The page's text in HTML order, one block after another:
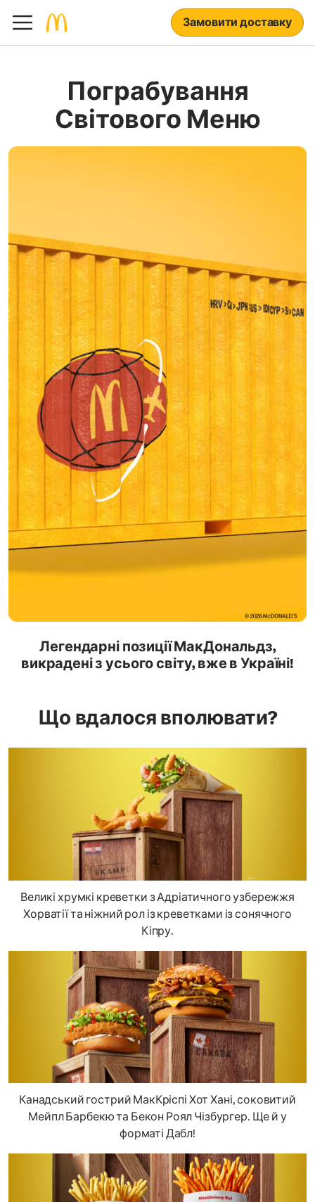
Замовити доставку
Пограбування
Світового Меню
Легендарні позиції МакДональдз,
викрадені з усього світу, вже в Україні!
Що вдалося вполювати?
Великі хрумкі креветки з Адріатичного узбережжя
Хорватії та ніжний рол із креветками із сонячного
Кіпру.
Канадський гострий МакКріспі Хот Хані, соковитий
Мейпл Барбекю та Бекон Роял Чізбургер. Ще й у
форматі Дабл!